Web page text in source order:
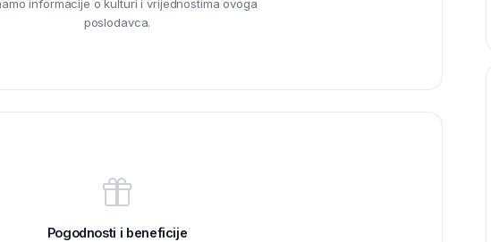
informacije o kulturi i vrijednostima ovoga
poslodavca.
Pogodnosti i beneficije